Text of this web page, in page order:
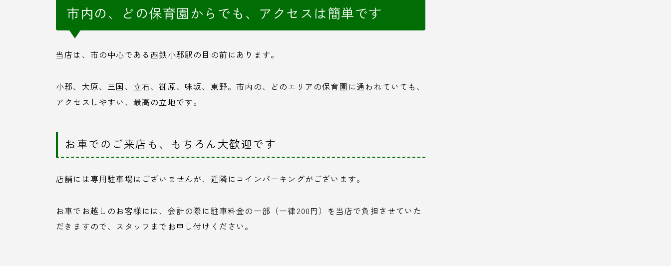
市内の、どの保育園からでも、アクセスは簡単です
当店は、市の中心である西鉄小郡駅の目の前にあります。
小郡、大原、三国、立石、御原、味坂、東野。市内の、どのエリアの保育園に通われていても、
アクセスしやすい、最高の立地です。
お車でのご来店も、もちろん大歓迎です
店舗には専用駐車場はございませんが、近隣にコインパーキングがございます。
お車でお越しのお客様には、会計の際に駐車料金の一部（一律200円）を当店で負担させていた
だきますので、スタッフまでお申し付けください。